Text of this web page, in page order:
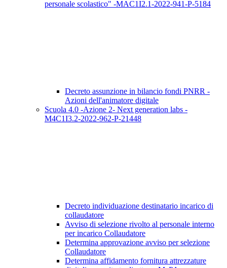
personale scolastico" -MAC1I2.1-2022-941-P-5184
Decreto assunzione in bilancio fondi PNRR -
Azioni dell'animatore digitale
Scuola 4.0 -Azione 2- Next generation labs -
M4C1I3.2-2022-962-P-21448
Decreto individuazione destinatario incarico di
collaudatore
Avviso di selezione rivolto al personale interno
per incarico Collaudatore
Determina approvazione avviso per selezione
Collaudatore
Determina affidamento fornitura attrezzature